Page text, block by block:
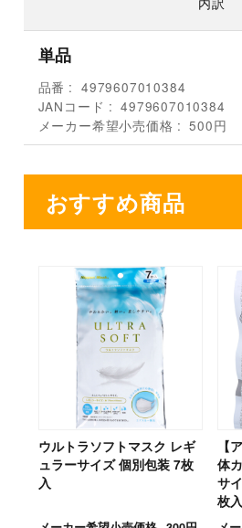
単品
品番
4979607010384
JANコード
4979607010384
メーカー希望小売価格
500円
おすすめ商品
ウルトラソフトマスク レギ
ュラーサイズ 個別包装 7枚
入
【
体
サ
枚入